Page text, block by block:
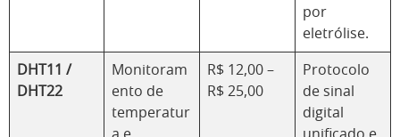
por
eletrólise.
DHT11 /
DHT22
Monitoram
ento de
temperatur
R$ 12,00 –
R$ 25,00
Protocolo
de sinal
digital